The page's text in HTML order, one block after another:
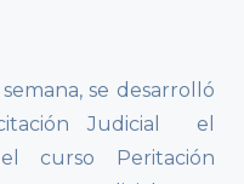
se desarrolló
Judicial el
curso Peritación